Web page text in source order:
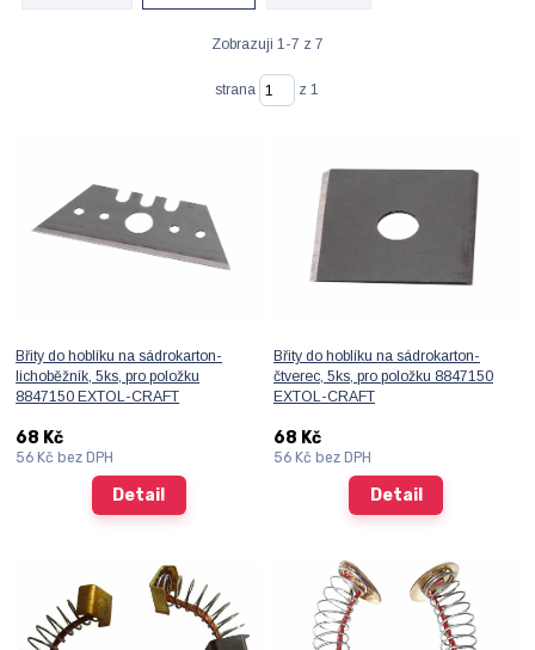
Zobrazuji 1-7 z 7
strana z 1
Břity do hoblíku na sádrokarton-
lichoběžník, 5ks, pro položku
8847150 EXTOL-CRAFT
68 Kč
56 Kč bez DPH
Detail
Břity do hoblíku na sádrokarton-
čtverec, 5ks, pro položku 8847150
EXTOL-CRAFT
68 Kč
56 Kč bez DPH
Detail